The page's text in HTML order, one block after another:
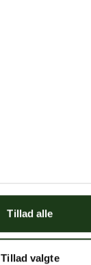
Tillad alle
Tillad valgte